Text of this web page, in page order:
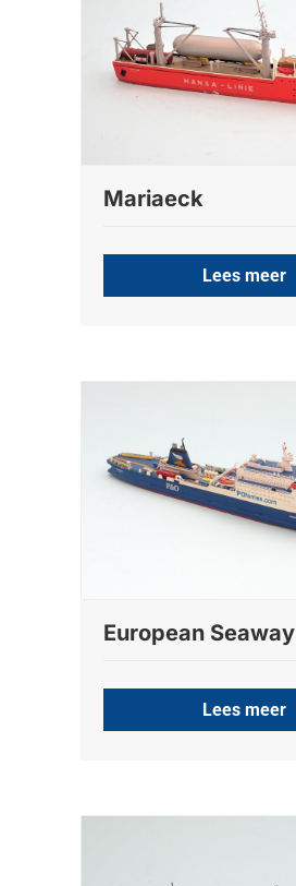
Mariaeck
Lees meer
European Seaway
Lees meer